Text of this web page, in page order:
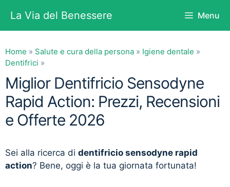
contenuto
La Via del Benessere Menu
Home » Salute e cura della persona » Igiene dentale »
Dentifrici »
Miglior Dentifricio Sensodyne
Rapid Action: Prezzi, Recensioni
e Offerte 2026
Sei alla ricerca di dentifricio sensodyne rapid
action? Bene, oggi è la tua giornata fortunata!